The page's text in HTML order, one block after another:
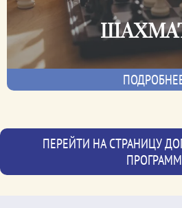
ПЕРЕЙТИ НА СТРАНИЦУ
ПРОГРАММ